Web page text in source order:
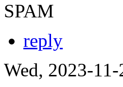
SPAM
reply
Wed, 2023-